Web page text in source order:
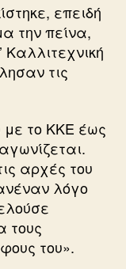
επειδή
την πείνα,
Καλλιτεχνική
τις
το ΚΚΕ έως
αρχές του
λόγο
τους
του».